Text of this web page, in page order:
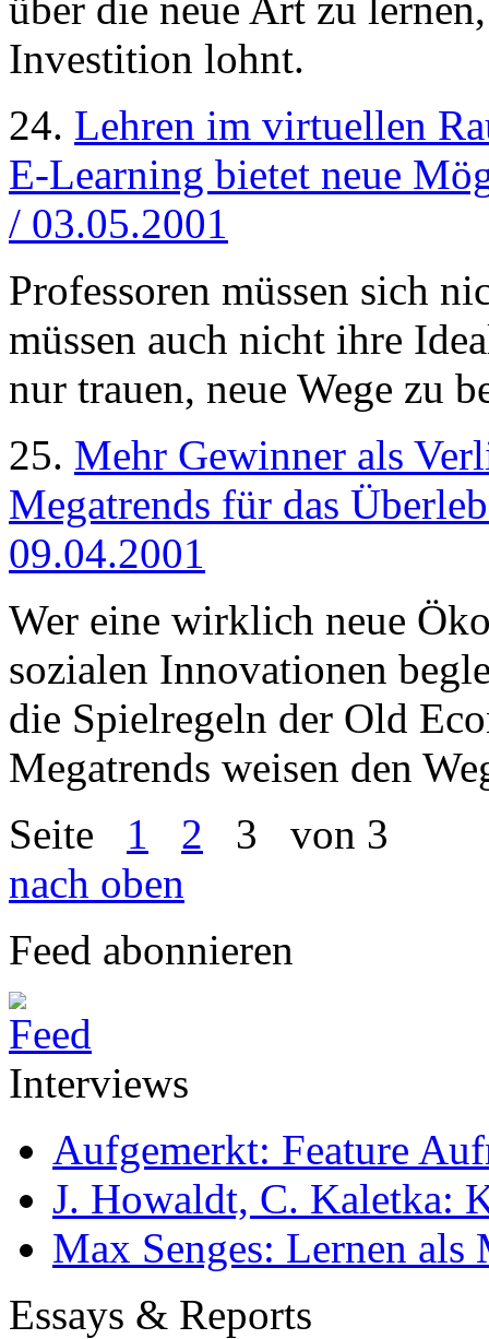
Investition lohnt.
24. Lehren im virtuellen
E-Learning bietet neue
/ 03.05.2001
Professoren müssen sich
müssen auch nicht ihre
nur trauen, neue Wege zu
25. Mehr Gewinner als
Megatrends für das
09.04.2001
Wer eine wirklich neue
sozialen Innovationen
die Spielregeln der Old
Megatrends weisen den
Seite 1 2 3 von 3
nach oben
Feed abonnieren
Interviews
Aufgemerkt: Feature
J. Howaldt, C. Kaletka:
Max Senges: Lernen als
Essays & Reports